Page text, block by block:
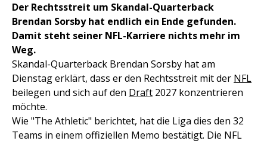
Der Rechtsstreit um Skandal-Quarterback
Brendan Sorsby hat endlich ein Ende gefunden.
Damit steht seiner NFL-Karriere nichts mehr im
Weg.
Skandal-Quarterback Brendan Sorsby hat am
Dienstag erklärt, dass er den Rechtsstreit mit der NFL
beilegen und sich auf den Draft 2027 konzentrieren
möchte.
Wie "The Athletic" berichtet, hat die Liga dies den 32
Teams in einem offiziellen Memo bestätigt. Die NFL